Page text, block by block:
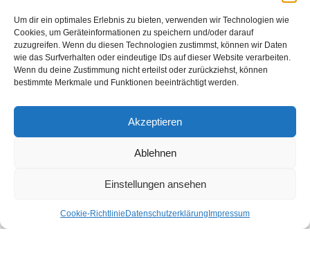
Um dir ein optimales Erlebnis zu bieten, verwenden wir Technologien wie
Cookies, um Geräteinformationen zu speichern und/oder darauf
zuzugreifen. Wenn du diesen Technologien zustimmst, können wir Daten
wie das Surfverhalten oder eindeutige IDs auf dieser Website verarbeiten.
Wenn du deine Zustimmung nicht erteilst oder zurückziehst, können
bestimmte Merkmale und Funktionen beeinträchtigt werden.
Akzeptieren
Ablehnen
Einstellungen ansehen
Cookie-Richtlinie Datenschutzerklärung Impressum
Datenschutzerklärung
Nachhaltiger Urlaub in den Bundesländern Österreichs
Kärnten